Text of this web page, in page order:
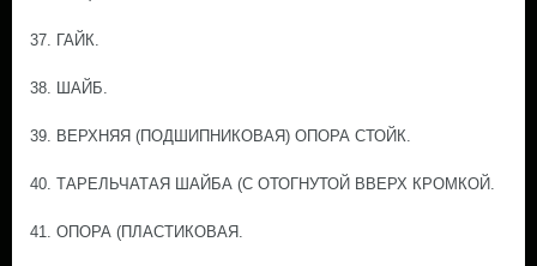
37. ГАЙК.
38. ШАЙБ.
39. ВЕРХНЯЯ (ПОДШИПНИКОВАЯ) ОПОРА СТОЙК.
40. ТАРЕЛЬЧАТАЯ ШАЙБА (С ОТОГНУТОЙ ВВЕРХ КРОМКОЙ.
41. ОПОРА (ПЛАСТИКОВАЯ.